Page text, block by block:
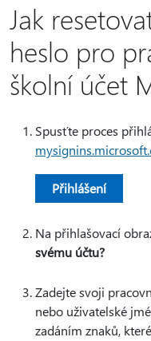
Jak
heslo pro
školní účet
Spusťte proces
Přihlášení
Na přihlašovací
svému účtu?
Zadejte svoji
nebo uživatelské
zadáním znaků,